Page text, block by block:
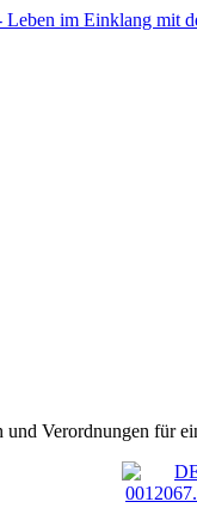
Verordnungen